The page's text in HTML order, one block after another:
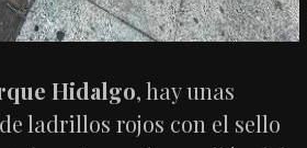
Hidalgo, hay unas
ladrillos rojos con el sello